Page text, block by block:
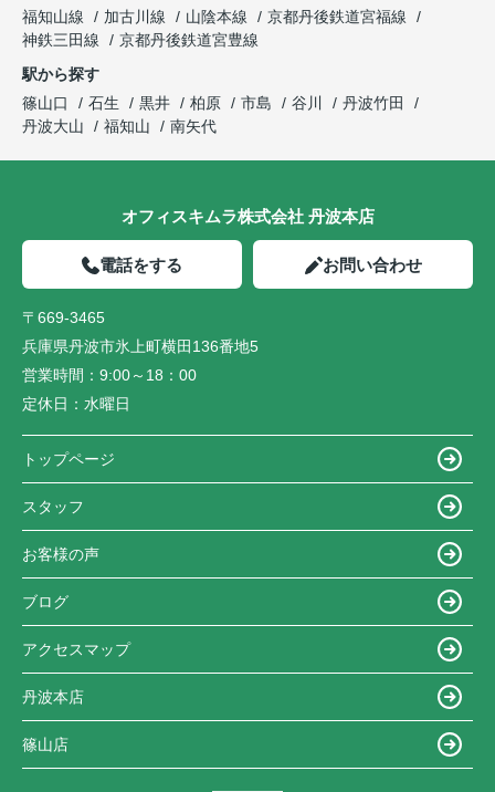
福知山線
加古川線 山陰本線
京都丹後鉄道宮福線
神鉄三田線
京都丹後鉄道宮豊線
駅から探す
篠山口
石生 黒井 柏原 市島 谷川
丹波竹田
丹波大山
福知山 南矢代
オフィスキムラ株式会社 丹波本店
電話をする お問い合わせ
〒669-3465
兵庫県丹波市氷上町横田136番地5
営業時間： 9:00～18：00
定休日： 水曜日
トップページ
スタッフ
お客様の声
ブログ
アクセスマップ
丹波本店
篠山店